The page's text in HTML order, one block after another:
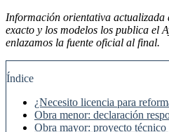
Información orientativa
exacto y los modelos los publica el
enlazamos la fuente oficial al final.
Índice
¿Necesito licencia para
Obra menor: declaración
Obra mayor: proyecto